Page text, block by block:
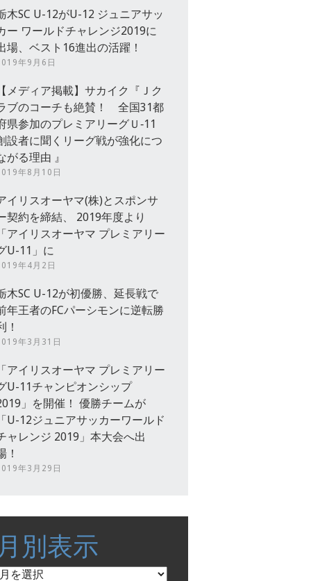
木SC U-12がU-12 ジュニアサッ
ー ワールドチャレンジ2019に
場、ベスト16進出の活躍！
年9月6日
メディア掲載】サカイク『Ｊク
ブのコーチも絶賛！ 全国31都
県参加のプレミアリーグＵ‐11
設者に聞くリーグ戦が強化につ
がる理由 』
年8月10日
イリスオーヤマ(株)とスポンサ
契約を締結、 2019年度より
アイリスオーヤマ プレミアリー
U-11」に
年4月2日
木SC U-12が初優勝、延長戦で
年王者のFCパーシモンに逆転勝
！
年3月31日
アイリスオーヤマ プレミアリー
U-11チャンピオンシップ
」を開催！ 優勝チームが
U-12ジュニアサッカーワールド
ャレンジ 2019」本大会へ出
！
年3月29日
別表示